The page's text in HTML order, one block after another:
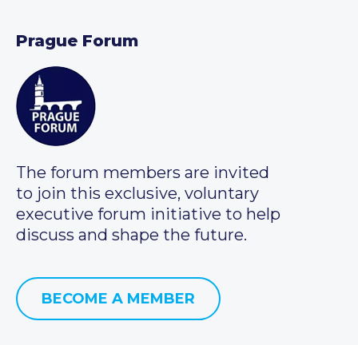
Prague Forum
The forum members are invited
to join this exclusive, voluntary
executive forum initiative to help
discuss and shape the future.
BECOME A MEMBER